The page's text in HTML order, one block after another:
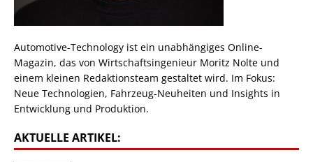
Automotive-Technology ist ein unabhängiges Online-
Magazin, das von Wirtschaftsingenieur Moritz Nolte und
einem kleinen Redaktionsteam gestaltet wird. Im Fokus:
Neue Technologien, Fahrzeug-Neuheiten und Insights in
Entwicklung und Produktion.
AKTUELLE ARTIKEL: